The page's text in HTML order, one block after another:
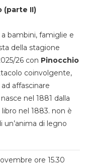
(parte II)
bambini, famiglie e
della stagione
26 con Pinocchio
coinvolgente,
affascinare
nel 1881 dalla
nel 1883. non è
un’anima di legno
ore 15.30